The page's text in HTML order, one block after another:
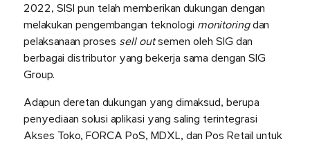
2022, SISI pun telah memberikan dukungan dengan
melakukan pengembangan teknologi monitoringdan
pelaksanaan proses sell outsemen oleh SIG dan
berbagai distributor yang bekerja sama dengan SIG
Group.
Adapun deretan dukungan yang dimaksud, berupa
penyediaan solusi aplikasi yang saling terintegrasi
Akses Toko, FORCA PoS, MDXL, dan Pos Retail untuk